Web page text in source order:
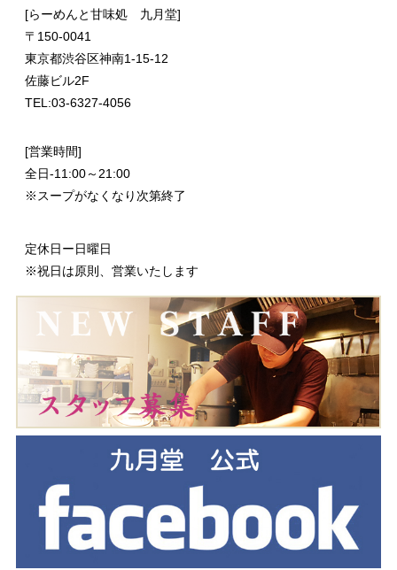
[らーめんと甘味処 九月堂]
〒 150-0041
東京都渋谷区神南1-15-12
佐藤ビル2F
TEL:03-6327-4056
[営業時間]
全日-11:00～21:00
※スープがなくなり次第終了
定休日ー日曜日
※祝日は原則、営業いたします